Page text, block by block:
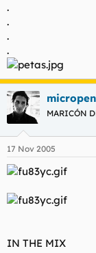
.
.
.
.
MARICÓN
17 Nov 2005
IN THE MIX